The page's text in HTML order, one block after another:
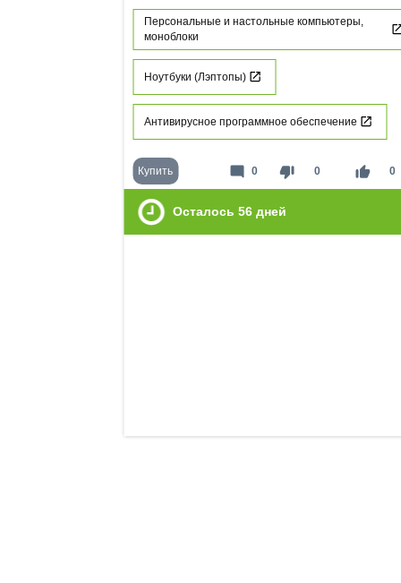
Персональные и настольные компьютеры,
моноблоки
Ноутбуки (Лэптопы)
Антивирусное программное обеспечение
Купить thumb_down 0 thumb_up 0
mode_comment 0
Осталось 56 дней